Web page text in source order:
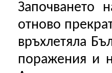
Започването
отново
връхлетяла
поражения и